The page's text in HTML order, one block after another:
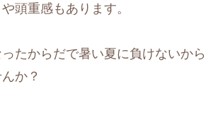
頭重感もあります。
たからだで暑い夏に負けないか
か？